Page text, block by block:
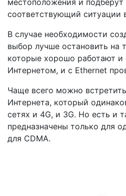
местоположения и подберут
соответствующий ситуации
В случае необходимости
выбор лучше остановить на
которые хорошо работают
Интернетом, и с Ethernet
Чаще всего можно
Интернета, который
сетях и 4G, и 3G. Но есть и
предназначены только для
для CDMA.